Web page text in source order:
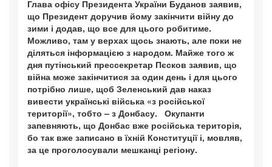
Глава офісу Президента України Буданов заявив,
що Президент доручив йому закінчити війну до
зими і додав, що все для цього робитиме.
Можливо, там у верхах щось знають, але поки не
діляться інформацією з народом. Майже того ж
дня путінський прессекретар Пєсков заявив, що
війна може закінчитися за один день і для цього
потрібно лише, щоб Зеленський дав наказ
вивести українські війська «з російської
території», тобто – з Донбасу. Окупанти
запевняють, що Донбас вже російська територія,
бо так вже записано в їхній Конституції і, мовляв,
за це проголосували мешканці регіону.